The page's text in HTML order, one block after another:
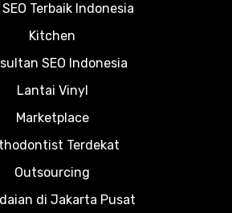
Terbaik Indonesia
Kitchen
SEO Indonesia
Lantai Vinyl
Marketplace
Terdekat
Outsourcing
di Jakarta Pusat